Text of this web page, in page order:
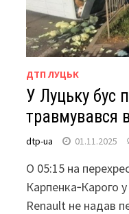
ДТП ЛУЦЬК
У Луцьку бус
травмувався
dtp-ua 01.11.2025
О 05:15 на
Карпенка‑Карого
Renault не надав